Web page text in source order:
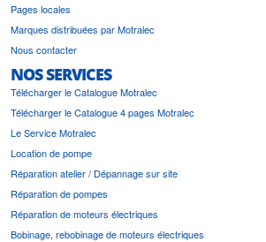
Pages locales
Marques distribuées par Motralec
Nous contacter
NOS SERVICES
Télécharger le Catalogue Motralec
Télécharger le Catalogue 4 pages Motralec
Le Service Motralec
Location de pompe
Réparation atelier / Dépannage sur site
Réparation de pompes
Réparation de moteurs électriques
Bobinage, rebobinage de moteurs électriques